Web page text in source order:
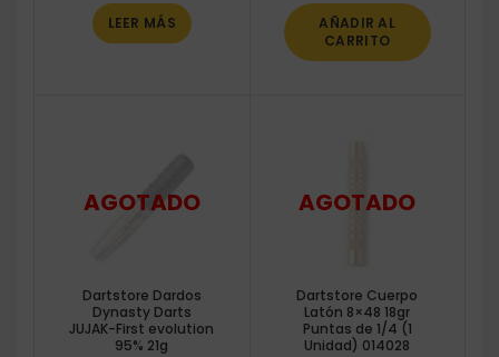
LEER MÁS
AÑADIR AL
CARRITO
Dartstore Dardos
Dynasty Darts
JUJAK-First evolution
95% 21g
Dartstore Cuerpo
Latón 8×48 18gr
Puntas de 1/4 (1
Unidad) 014028